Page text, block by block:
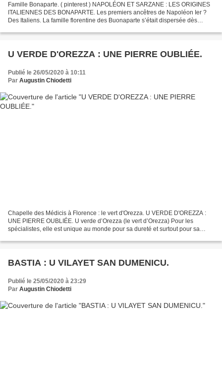
Famille Bonaparte. ( pinterest ) NAPOLÉON ET SARZANE : LES ORIGINES
ITALIENNES DES BONAPARTE. Les premiers ancêtres de Napoléon Ier ?
Des Italiens. La famille florentine des Buonaparte s’était dispersée dès
U VERDE D'OREZZA : UNE PIERRE OUBLIÉE.
Publié le 26/05/2020 à 10:11
Par Augustin Chiodetti
Chapelle des Médicis à Florence : le vert d'Orezza. U VERDE D'OREZZA :
UNE PIERRE OUBLIÉE. U verde d’Orezza (le vert d’Orezza) Pour les
spécialistes, elle est unique au monde pour sa dureté et surtout pour sa
BASTIA : U VILAYET SAN DUMENICU.
Publié le 25/05/2020 à 23:29
Par Augustin Chiodetti